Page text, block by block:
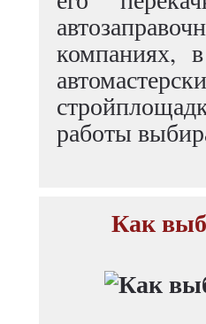
компаниях,
работы
Как